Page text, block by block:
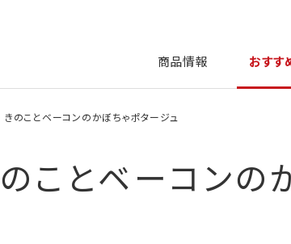
商品情報 おすす
きのことベーコンのかぼちゃポタージュ
ことベーコンの